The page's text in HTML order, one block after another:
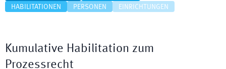
HABILITATIONEN
PERSONEN EINRICHTUNGEN
Kumulative Habilitation zum
Prozessrecht